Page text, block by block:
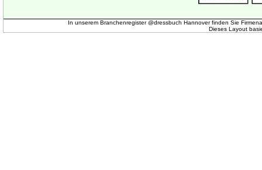
In unserem Branchenregister @dressbuch Hannover finden Sie
Dieses Layout